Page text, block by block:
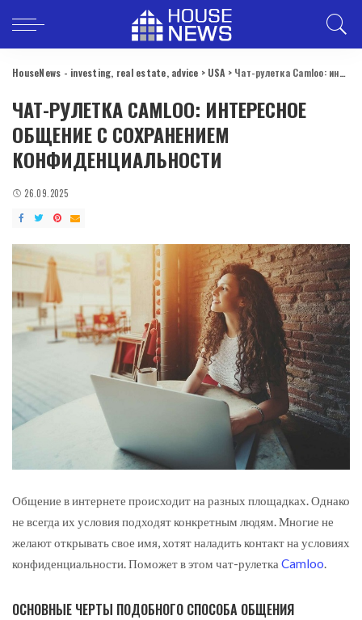
HouseNews - investing, real estate, advice > USA > Чат-рулетка Camloo: интересное общение с сохранением конфиденциальности
ЧАТ-РУЛЕТКА CAMLOO: ИНТЕРЕСНОЕ
ОБЩЕНИЕ С СОХРАНЕНИЕМ
КОНФИДЕНЦИАЛЬНОСТИ
26.09.2025
Общение в интернете происходит на разных площадках. Однако
не всегда их условия подходят конкретным людям.Многие не
желают открывать свое имя, хотят наладить контакт на условиях
конфиденциальности. Поможет в этом чат-рулетка Camloo.
ОСНОВНЫЕ ЧЕРТЫ ПОДОБНОГО СПОСОБА ОБЩЕНИЯ